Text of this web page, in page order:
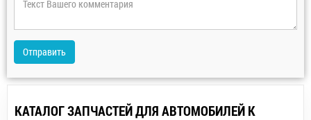
Отправить
КАТАЛОГ ЗАПЧАСТЕЙ ДЛЯ АВТОМОБИЛЕЙ К